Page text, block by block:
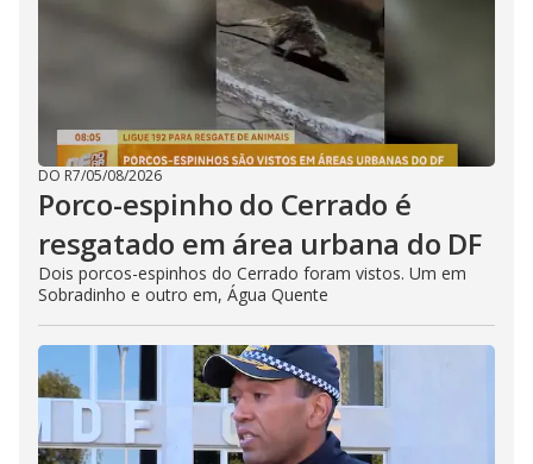
DO R7/05/08/2026
Porco-espinho do Cerrado é
resgatado em área urbana do DF
Dois porcos-espinhos do Cerrado foram vistos. Um em
Sobradinho e outro em, Água Quente